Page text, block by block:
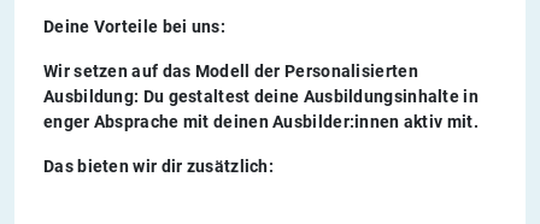
Deine Vorteile bei uns:
Wir setzen auf das Modell der Personalisierten
Ausbildung: Du gestaltest deine Ausbildungsinhalte in
enger Absprache mit deinen Ausbilder:innen aktiv mit.
Das bieten wir dir zusätzlich: